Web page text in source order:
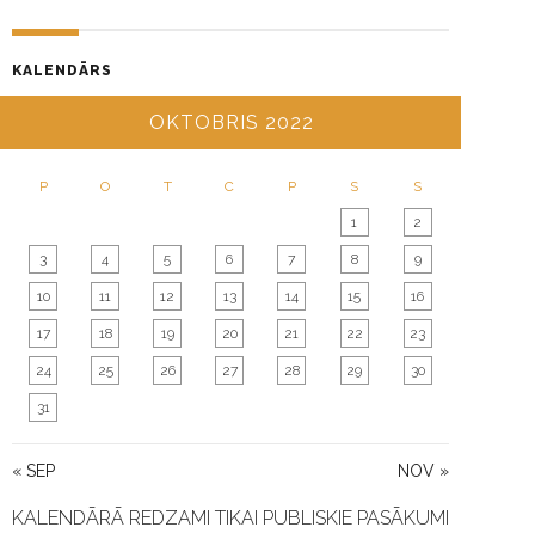
A
T
I
KALENDĀRS
OKTOBRIS 2022
P O T C P S S
« SEP NOV »
1 2
3 4 5 6 7 8 9
10 11 12 13 14 15 16
17 18 19 20 21 22 23
24 25 26 27 28 29 30
31
KALENDĀRĀ REDZAMI TIKAI PUBLISKIE PASĀKUMI